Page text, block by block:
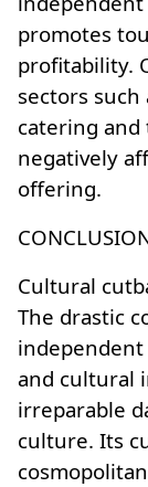
promotes
profitability.
sectors
catering
negatively
offering.
Cultural
The drastic
and cultural
irreparable
culture. Its